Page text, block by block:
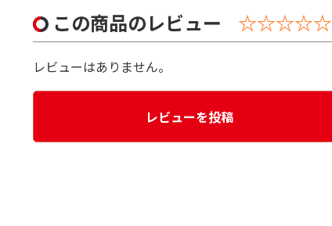
この商品のレビュー ☆☆☆☆☆
レビューはありません。
レビューを投稿